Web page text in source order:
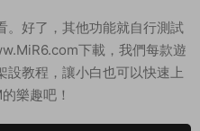
。好了，其他功能就自行測試
下載，我們每款遊
設教程，讓小白也可以快速上
樂趣吧！